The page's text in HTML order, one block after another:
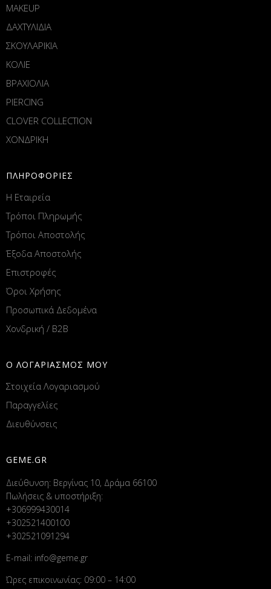
MAKEUP
ΔΑΧΤΥΛΙΔΙΑ
ΣΚΟΥΛΑΡΙΚΙΑ
ΚΟΛΙΕ
ΒΡΑΧΙΟΛΙΑ
PIERCING
CLOVER COLLECTION
ΧΟΝΔΡΙΚΗ
ΠΛΗΡΟΦΟΡΙΕΣ
Η Εταιρεία
Τρόποι Πληρωμής
Τρόποι Αποστολής
Έξοδα Αποστολής
Επιστροφές
Όροι Χρήσης
Προσωπικά Δεδομένα
Χονδρική / B2B
Ο ΛΟΓΑΡΙΑΣΜΟΣ ΜΟΥ
Στοιχεία Λογαριασμού
Παραγγελίες
Διευθύνσεις
GEME.GR
Διεύθυνση: Βεργίνας 10, Δράμα 66100
Πωλήσεις & υποστήριξη:
+306999430014
+302521400100
+302521091294
E-mail: info@geme.gr
Ώρες επικοινωνίας: 09:00 – 14:00